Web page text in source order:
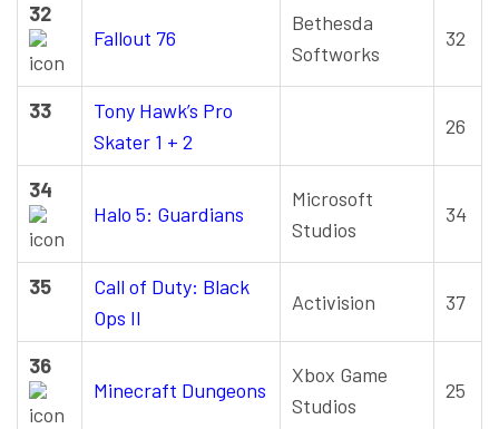
32
Fallout 76
Bethesda
Softworks
32
33
Tony Hawk’s Pro
Skater 1 + 2
26
34
Halo 5: Guardians
Microsoft
Studios
34
35
Call of Duty: Black
Ops II
Activision 37
36
Minecraft Dungeons
Xbox Game
Studios
25